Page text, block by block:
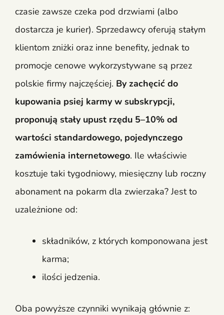
czasie zawsze czeka pod drzwiami (albo
dostarcza je kurier). Sprzedawcy oferują stałym
klientom zniżki oraz inne benefity, jednak to
promocje cenowe wykorzystywane są przez
polskie firmy najczęściej. By zachęcić do
kupowania psiej karmy w subskrypcji,
proponują stały upust rzędu 5–10% od
wartości standardowego, pojedynczego
zamówienia internetowego. Ile właściwie
kosztuje taki tygodniowy, miesięczny lub roczny
abonament na pokarm dla zwierzaka? Jest to
uzależnione od:
składników, z których komponowana jest
karma;
ilości jedzenia.
Oba powyższe czynniki wynikają głównie z: